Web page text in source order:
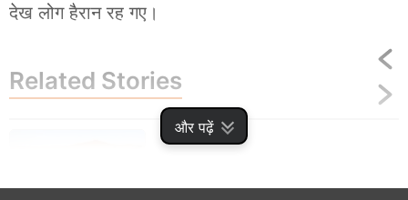
और पढ़ें
देख लोग हैरान रह गए।
Related Stories
का पानी, चौंका देगा रहस्य